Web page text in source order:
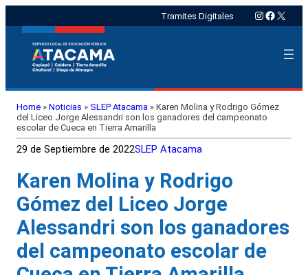
Tramites Digitales Instagram
X
Home » Noticias » SLEP Atacama » Karen Molina y Rodrigo Gómez
del Liceo Jorge Alessandri son los ganadores del campeonato
escolar de Cueca en Tierra Amarilla
29 de Septiembre de 2022SLEP Atacama
Karen Molina y Rodrigo
Gómez del Liceo Jorge
Alessandri son los ganadores
del campeonato escolar de